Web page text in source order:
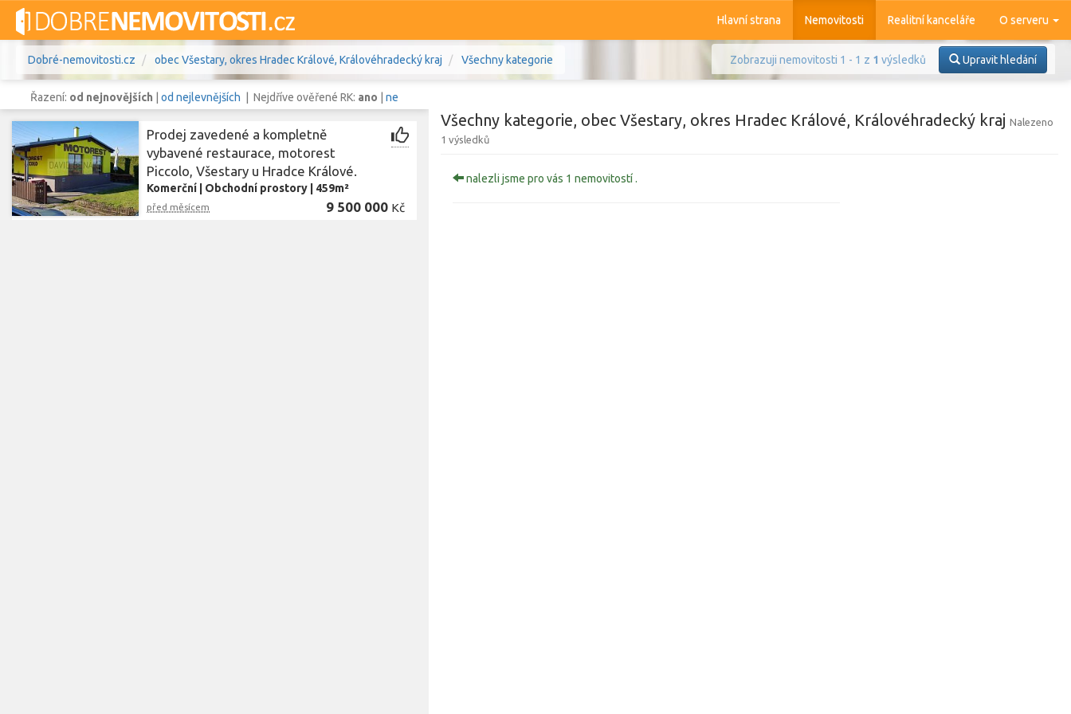
Hlavní strana Nemovitosti Realitní kanceláře O serveru
Zobrazuji nemovitosti 1 - 1 z 1 výsledků Upravit hledání
Dobré-nemovitosti.cz obec Všestary, okres Hradec Králové, Královéhradecký kraj Všechny kategorie
Vše Byty Domy Pozemky Ostatní
Lokalita obec Všestary okres Hradec Králové, Královéhradecký kraj
Lokalita
Řazení: od nejnovějších od nejlevnějších | Nejdříve ověřené RK: ano ne
Prodej zavedené a kompletně
vybavené restaurace, motorest
Piccolo, Všestary u Hradce Králové.
Komerční Obchodní prostory 459m²
před měsícem 9 500 000 Kč
Všechny kategorie, obec Všestary, okres Hradec Králové, Královéhradecký kraj Nalezeno
1 výsledků
nalezli jsme pro vás 1 nemovitostí .